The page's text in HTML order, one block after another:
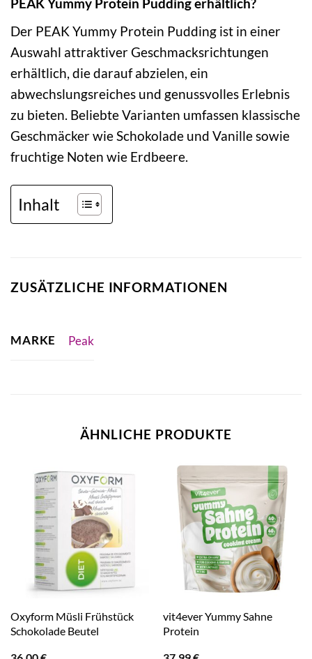
PEAK Yummy Protein Pudding erhältlich?
Der PEAK Yummy Protein Pudding ist in einer
Auswahl attraktiver Geschmacksrichtungen
erhältlich, die darauf abzielen, ein
abwechslungsreiches und genussvolles Erlebnis
zu bieten. Beliebte Varianten umfassen klassische
Geschmäcker wie Schokolade und Vanille sowie
fruchtige Noten wie Erdbeere.
Inhalt
ZUSÄTZLICHE INFORMATIONEN
MARKE Peak
ÄHNLICHE PRODUKTE
Oxyform Müsli Frühstück
Schokolade Beutel
vit4ever Yummy Sahne
Protein